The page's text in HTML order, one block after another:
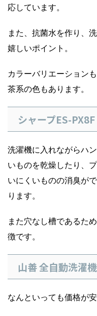
応しています。
また、抗菌水を作り、
嬉しいポイント。
カラーバリエーション
茶系の色もあります。
シャープES-PX8F
洗濯機に入れながらハ
いものを乾燥したり、
いにくいものの消臭が
ります。
また穴なし槽であるた
徴です。
山善 全自動洗濯
なんといっても価格が